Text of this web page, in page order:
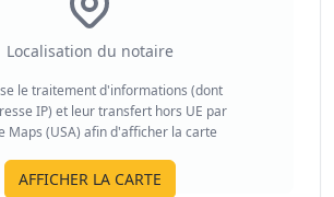
Localisation du notaire
le traitement d'informations (dont
IP) et leur transfert hors UE par
Maps (USA) afin d'afficher la carte
AFFICHER LA CARTE